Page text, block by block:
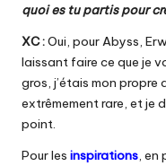
quoi es tu partis pour
XC :Oui, pour Abyss,
laissant faire ce que je
gros, j’étais mon propre
extrêmement rare, et je
point.
Pour les inspirations ,